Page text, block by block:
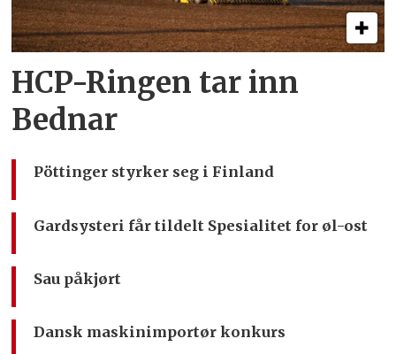
HCP-Ringen tar inn
Bednar
Pöttinger styrker seg i Finland
Gardsysteri får tildelt Spesialitet for øl-ost
Sau påkjørt
Dansk maskinimportør konkurs